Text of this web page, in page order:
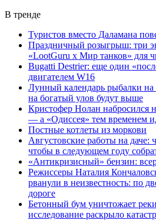
В тренде
Туристов вместо Даламана
Праздничный розыгрыш: три
«LootGuru х Мир танков» для
Bugatti Destrier: еще один
двигателем W16
Лунный календарь рыбалки на
на богатый улов будут выше
Кристофер Нолан набросился
— а «Одиссея» тем временем
Постные котлеты из моркови
Августовские работы на даче:
чтобы в следующем году
«Антикризисный» бензин:
Режиссеры Наталия
рванули в неизвестность: по
дороге
Бетонный бум уничтожает
исследование раскрыло